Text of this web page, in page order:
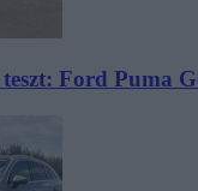
Ford Puma